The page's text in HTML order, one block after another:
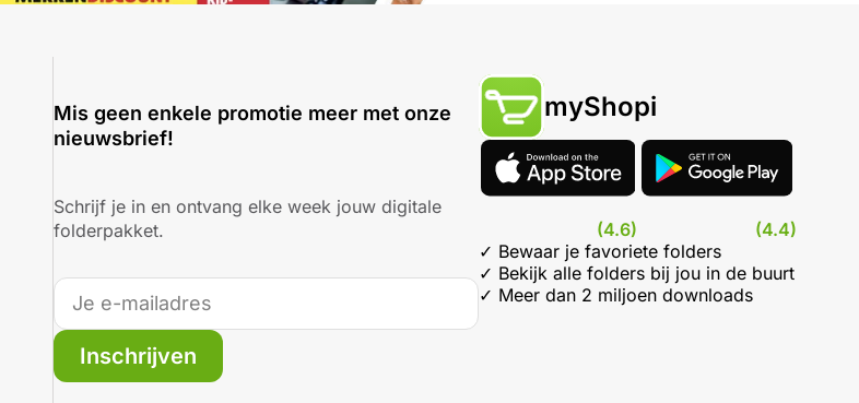
Mis geen enkele promotie meer met onze
nieuwsbrief!
Schrijf je in en ontvang elke week jouw digitale
folderpakket.
Inschrijven
myShopi
(4.6)
(4.4)
✓ Bewaar je favoriete folders
✓ Bekijk alle folders bij jou in de buurt
✓ Meer dan 2 miljoen downloads